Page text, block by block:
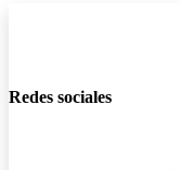
Redes sociales